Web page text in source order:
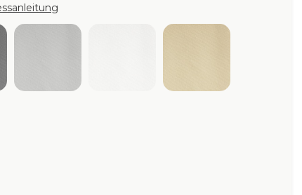
WP Cloud WP White WP Beige WP